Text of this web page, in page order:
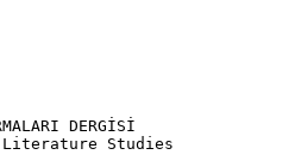
DERGİSİ
Literature Studies